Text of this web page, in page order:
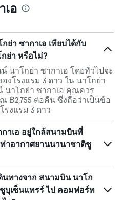
อ
า ซากาเอ เทียบได้กับ
ย่า หรือไม่?
นาโกย่า ซากาเอ โดยทั่วไปจะ
งโรงแรม 3 ดาว ใน นาโกย่า
นาโกย่า ซากาเอ คุณควร
฿2,755 ต่อคืน ซึ่งถือว่าเป็นข้อ
รงแรม 3 ดาว
าเอ อยู่ใกล้สนามบินที่
าอากาศยานนานาชาติชู
ทางจาก สนามบิน นาโก
บุเซ็นแทรร์ ไป คอมฟอร์ท